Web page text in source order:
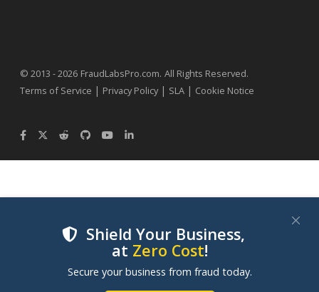
Shield Your Business,
at Zero Cost!
Secure your business from fraud today.
© 2013 - 2026 FraudLabsPro.com. All Rights Reserved.
Terms of Service | Privacy Policy| SLA | Cookie Notice
We use cookies to improve your experience on our
websites. By clicking "Accept Cookies", you consent to